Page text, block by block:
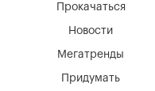
Мегатренды
Придумать
Новости
Прокачаться